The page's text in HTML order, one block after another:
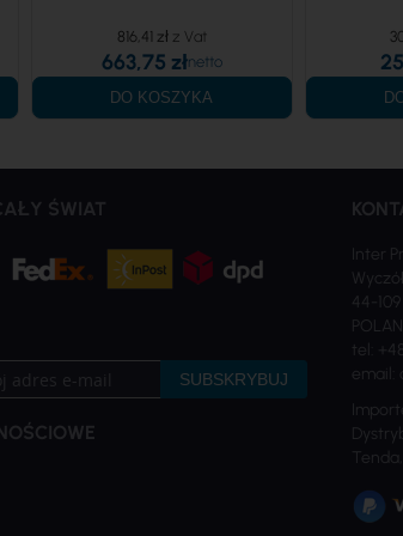
816,41 zł
663,75 zł
DO KOSZYKA
ŚWIAT
SUBSKRYBUJ
Inter
44-109
tel: